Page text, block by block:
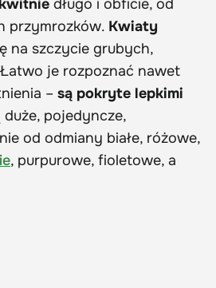
kwitnie długo i obficie, od
przymrozków. Kwiaty
na szczycie grubych,
je rozpoznać nawet
– są pokryte lepkimi
duże, pojedyncze,
od odmiany białe, różowe,
, purpurowe, fioletowe, a